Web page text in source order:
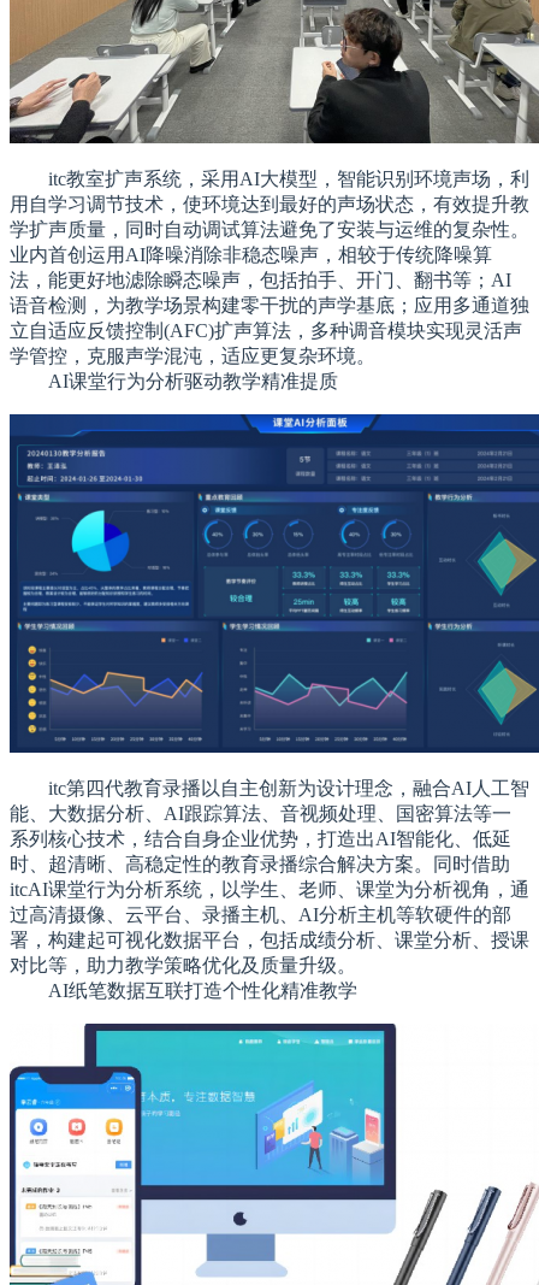
itc教室扩声系统，采用AI大模型，智能识别环境声场，利
用自学习调节技术，使环境达到最好的声场状态，有效提升教
学扩声质量，同时自动调试算法避免了安装与运维的复杂性。
业内首创运用AI降噪消除非稳态噪声，相较于传统降噪算
法，能更好地滤除瞬态噪声，包括拍手、开门、翻书等；AI
语音检测，为教学场景构建零干扰的声学基底；应用多通道独
立自适应反馈控制(AFC)扩声算法，多种调音模块实现灵活声
学管控，克服声学混沌，适应更复杂环境。
AI课堂行为分析驱动教学精准提质
itc第四代教育录播以自主创新为设计理念，融合AI人工智
能、大数据分析、AI跟踪算法、音视频处理、国密算法等一
系列核心技术，结合自身企业优势，打造出AI智能化、低延
时、超清晰、高稳定性的教育录播综合解决方案。同时借助
itcAI课堂行为分析系统，以学生、老师、课堂为分析视角，通
过高清摄像、云平台、录播主机、AI分析主机等软硬件的部
署，构建起可视化数据平台，包括成绩分析、课堂分析、授课
对比等，助力教学策略优化及质量升级。
AI纸笔数据互联打造个性化精准教学